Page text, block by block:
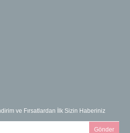
ve Fırsatlardan İlk Sizin Haberiniz
Gönder